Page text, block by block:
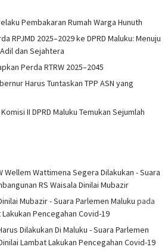
Pembakaran Rumah Warga Hunuth
RPJMD 2025–2029 ke DPRD Maluku: Menuju
dan Sejahtera
Perda RTRW 2025–2045
Harus Tuntaskan TPP ASN yang
II DPRD Maluku Temukan Sejumlah
Wellem Wattimena Segera Dilakukan - Suara
RS Waisala Dinilai Mubazir
Mubazir - Suara Parlemen Maluku pada
Pencegahan Covid-19
Dilakukan Di Maluku - Suara Parlemen
Lambat Lakukan Pencegahan Covid-19